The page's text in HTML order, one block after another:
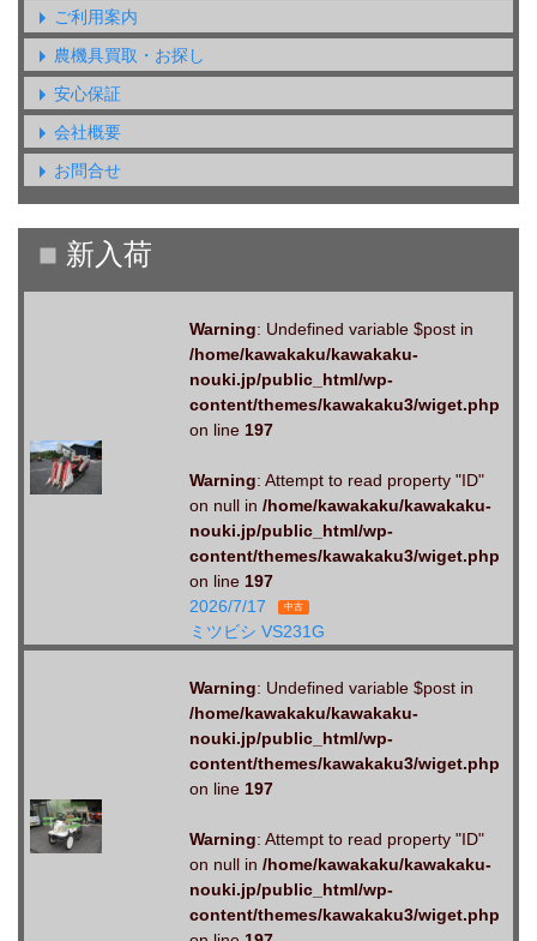
ご利用案内
農機具買取・お探し
安心保証
会社概要
お問合せ
Warning: Undefined variable $post in
/home/kawakaku/kawakaku-
nouki.jp/public_html/wp-
content/themes/kawakaku3/wiget.php
on line 197
Warning: Attempt to read property "ID"
on null in /home/kawakaku/kawakaku-
nouki.jp/public_html/wp-
content/themes/kawakaku3/wiget.php
on line 197
2026/7/17
中古
ミツビシ VS231G
Warning: Undefined variable $post in
/home/kawakaku/kawakaku-
nouki.jp/public_html/wp-
content/themes/kawakaku3/wiget.php
on line 197
Warning: Attempt to read property "ID"
on null in /home/kawakaku/kawakaku-
nouki.jp/public_html/wp-
content/themes/kawakaku3/wiget.php